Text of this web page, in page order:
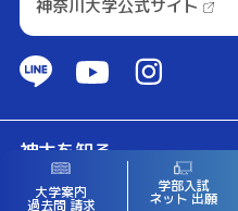
大学案内
過去問請求
学部入試
ネット 出願
神奈川大学公式サイト
神大を知る